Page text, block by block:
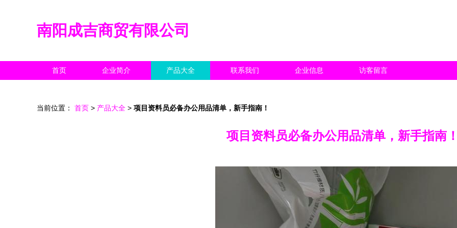
南阳成吉商贸有限公司
首页 企业简介 产品大全 联系我们 企业信息 访客留言
当前位置： 首页 > 产品大全 > 项目资料员必备办公用品清单，新手指南！
项目资料员必备办公用品清单，新手指南